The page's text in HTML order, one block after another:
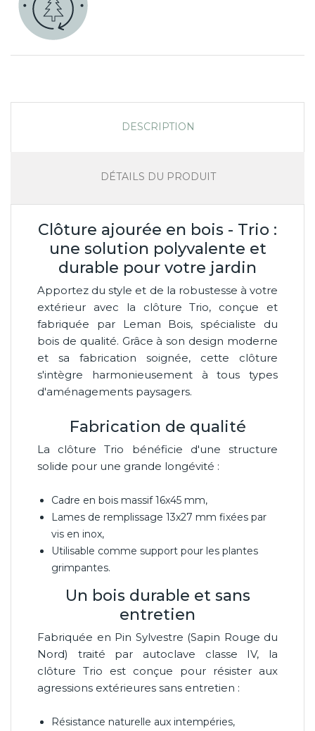
DESCRIPTION
DÉTAILS DU PRODUIT
Clôture ajourée en bois - Trio :
une solution polyvalente et
durable pour votre jardin
Apportez du style et de la robustesse à votre
extérieur avec la clôture Trio, conçue et
fabriquée par Leman Bois, spécialiste du
bois de qualité. Grâce à son design moderne
et sa fabrication soignée, cette clôture
s'intègre harmonieusement à tous types
d'aménagements paysagers.
Fabrication de qualité
La clôture Trio bénéficie d'une structure
solide pour une grande longévité :
Cadre en bois massif 16x45 mm,
Lames de remplissage 13x27 mm fixées par
vis en inox,
Utilisable comme support pour les plantes
grimpantes.
Un bois durable et sans
entretien
Fabriquée en Pin Sylvestre (Sapin Rouge du
Nord) traité par autoclave classe IV, la
clôture Trio est conçue pour résister aux
agressions extérieures sans entretien :
Résistance naturelle aux intempéries,